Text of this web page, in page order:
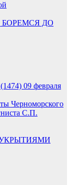
БОРЕМСЯ ДО
09 февраля
Черноморского
С.П.